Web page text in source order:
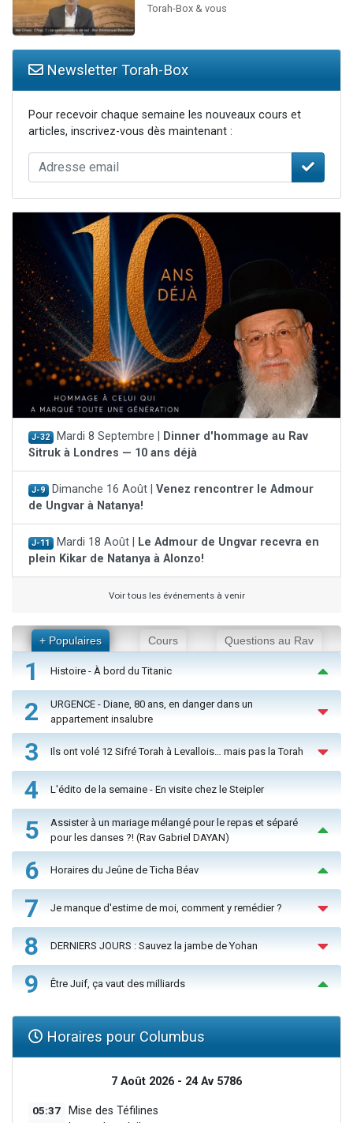
Torah-Box & vous
Newsletter Torah-Box
Pour recevoir chaque semaine les nouveaux cours et
articles, inscrivez-vous dès maintenant :
J-32 Mardi 8 Septembre |
Dinner d'hommage au Rav
Sitruk à Londres — 10 ans déjà
J-9 Dimanche 16 Août | Venez rencontrer le Admour
de Ungvar à Natanya!
J-11 Mardi 18 Août |
Le Admour de Ungvar recevra en
plein Kikar de Natanya à Alonzo!
Voir tous les événements à venir
+ Populaires Cours Questions au Rav
1 Histoire - À bord du Titanic
2
URGENCE - Diane, 80 ans, en danger dans un
appartement insalubre
3 Ils ont volé 12 Sifré Torah à Levallois… mais pas la Torah
4 L'édito de la semaine - En visite chez le Steipler
5
Assister à un mariage mélangé pour le repas et séparé
pour les danses ?! (Rav Gabriel DAYAN)
6 Horaires du Jeûne de Ticha Béav
7 Je manque d'estime de moi, comment y remédier ?
8 DERNIERS JOURS : Sauvez la jambe de Yohan
9 Être Juif, ça vaut des milliards
Horaires pour Columbus
7 Août 2026 - 24 Av 5786
05:37 Mise des Téfilines